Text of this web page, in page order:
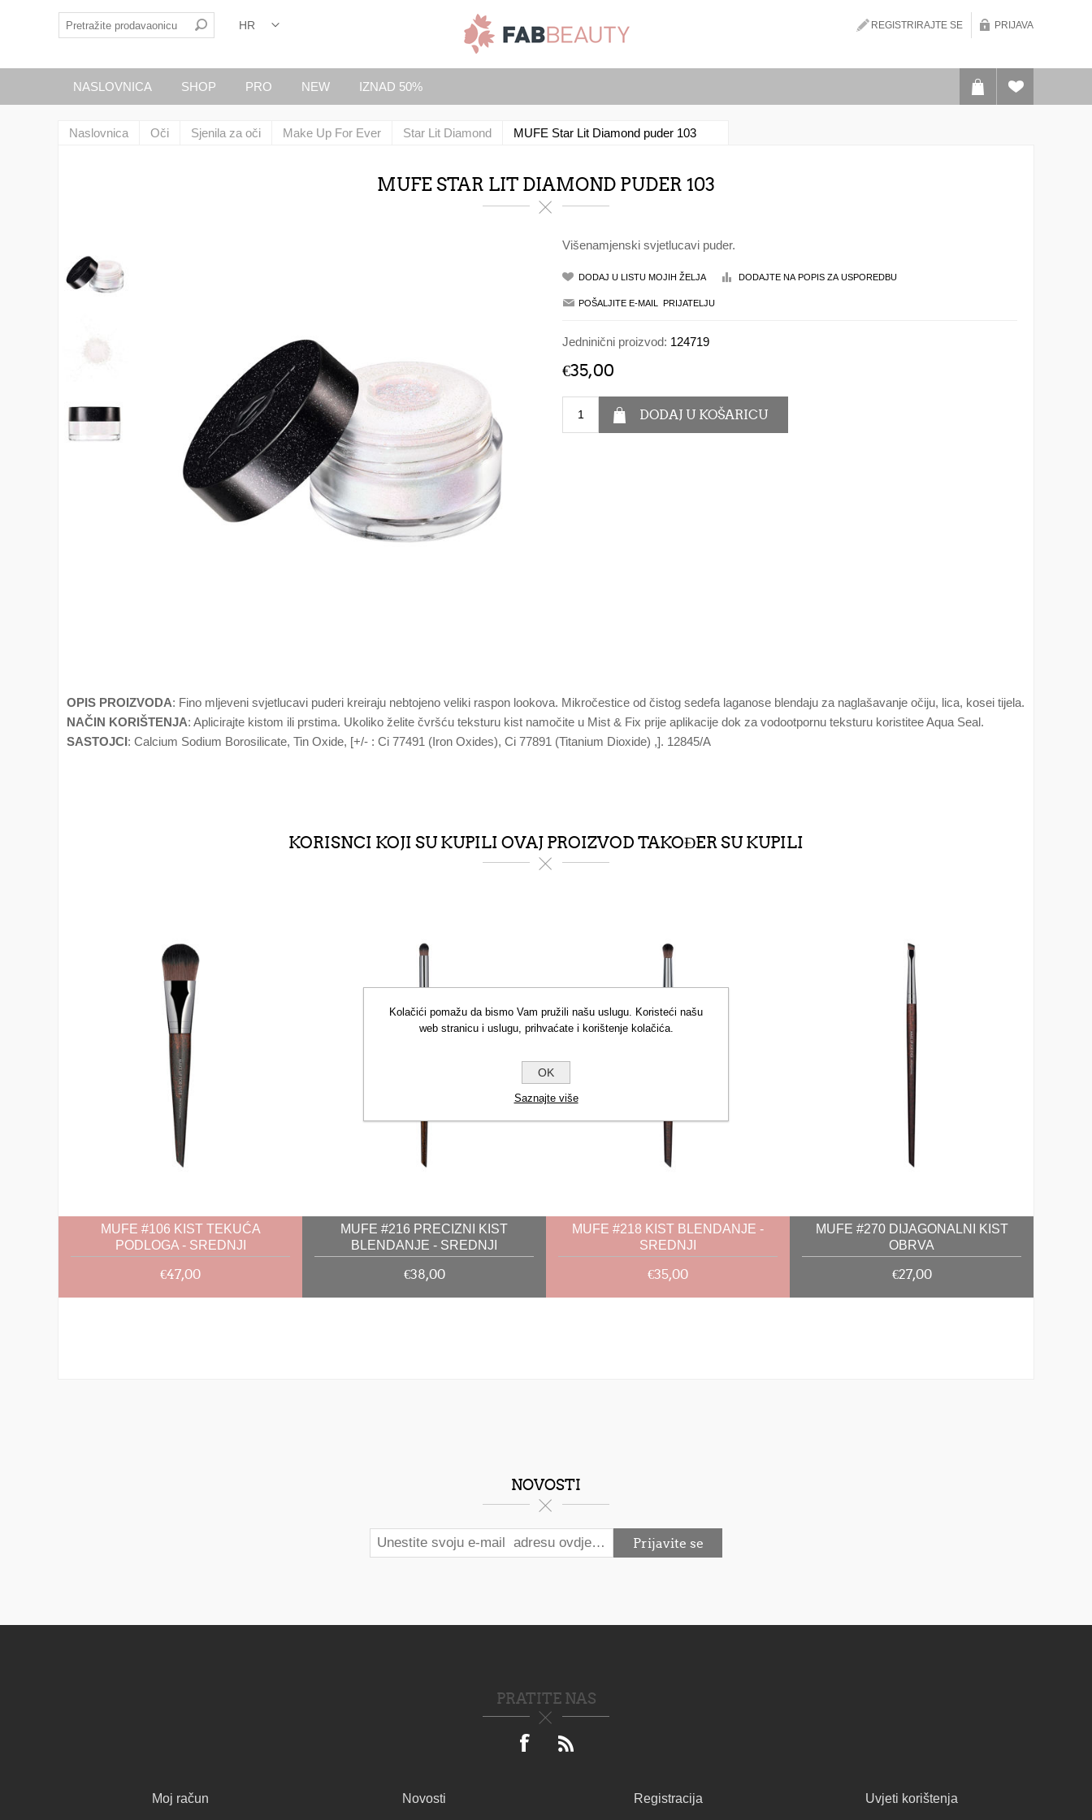
REGISTRIRAJTE SE PRIJAVA
NASLOVNICA SHOP PRO NEW IZNAD 50%
Naslovnica Oči Sjenila za oči Make Up For Ever Star Lit Diamond MUFE Star Lit Diamond puder 103
MUFE STAR LIT DIAMOND PUDER 103
Višenamjenski svjetlucavi puder.
Jedninični proizvod: 124719
€35,00
OPIS PROIZVODA: Fino mljeveni svjetlucavi puderi kreiraju nebtojeno veliki raspon lookova. Mikročestice od čistog sedefa laganose blendaju za naglašavanje očiju, lica, kosei tijela.
NAČIN KORIŠTENJA: Aplicirajte kistom ili prstima. Ukoliko želite čvršću teksturu kist namočite u Mist & Fix prije aplikacije dok za vodootpornu teksturu koristitee Aqua Seal.
SASTOJCI: Calcium Sodium Borosilicate, Tin Oxide, [+/- : Ci 77491 (Iron Oxides), Ci 77891 (Titanium Dioxide) ,]. 12845/A
KORISNCI KOJI SU KUPILI OVAJ PROIZVOD TAKOĐER SU KUPILI
MUFE #106 KIST TEKUĆA
PODLOGA - SREDNJI
€47,00
MUFE #216 PRECIZNI KIST
BLENDANJE - SREDNJI
€38,00
MUFE #218 KIST BLENDANJE -
SREDNJI
€35,00
MUFE #270 DIJAGONALNI KIST
OBRVA
€27,00
NOVOSTI
PRATITE NAS
Moj račun Novosti Registracija Uvjeti korištenja
Kolačići pomažu da bismo Vam pružili našu uslugu. Koristeći našu
web stranicu i uslugu, prihvaćate i korištenje kolačića.
OK
Saznajte više